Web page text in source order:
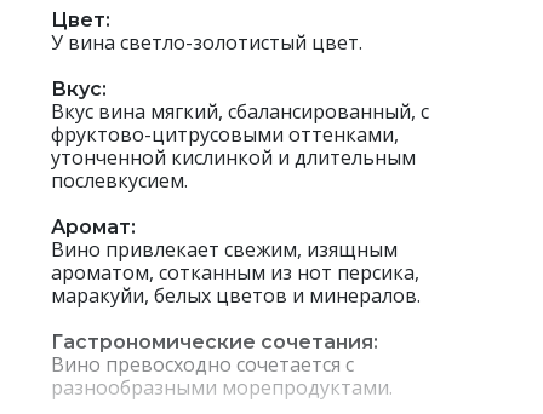
Цвет:
У вина светло-золотистый цвет.
Вкус:
Вкус вина мягкий, сбалансированный, с
фруктово-цитрусовыми оттенками,
утонченной кислинкой и длительным
послевкусием.
Аромат:
Вино привлекает свежим, изящным
ароматом, сотканным из нот персика,
маракуйи, белых цветов и минералов.
Гастрономические сочетания:
Вино превосходно сочетается с
разнообразными морепродуктами.